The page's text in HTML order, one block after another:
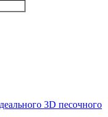
3D песочного